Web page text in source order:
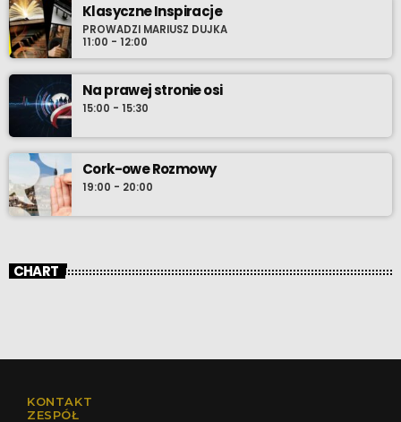
Klasyczne Inspiracje
PROWADZI MARIUSZ DUJKA
11:00 - 12:00
Na prawej stronie osi
15:00 - 15:30
Cork-owe Rozmowy
19:00 - 20:00
CHART
KONTAKT
ZESPÓŁ